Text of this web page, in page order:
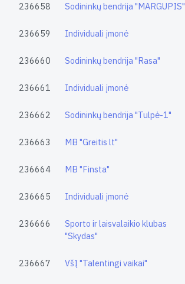
236658 Sodininkų bendrija "MARGUPIS"
236659 Individuali įmonė
236660 Sodininkų bendrija "Rasa"
236661 Individuali įmonė
236662 Sodininkų bendrija "Tulpė-1"
236663 MB "Greitis lt"
236664 MB "Finsta"
236665 Individuali įmonė
236666
Sporto ir laisvalaikio klubas
"Skydas"
236667 VšĮ "Talentingi vaikai"